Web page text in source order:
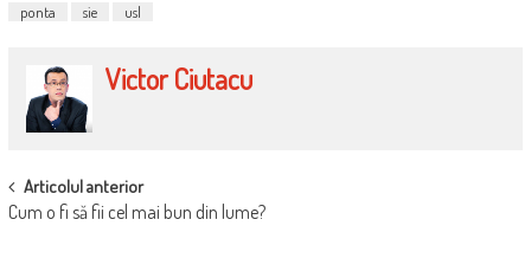
ponta
sie usl
Victor Ciutacu
POST
NAVIGATION
Articolul anterior
Cum o fi să fii cel mai bun din lume?